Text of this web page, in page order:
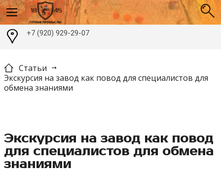
+7 (920) 929-29-07
Статьи
Экскурсия на завод как повод для специалистов для
обмена знаниями
Экскурсия на завод как повод
для специалистов для обмена
знаниями